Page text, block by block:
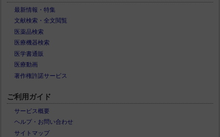
最新情報・特集
文献検索・全文閲覧
医薬品検索
医療機器検索
医学書通販
医療動画
著作権許諾サービス
ご利用ガイド
サービス概要
ヘルプ・お問い合わせ
サイトマップ